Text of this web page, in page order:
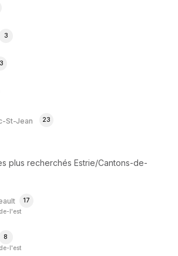
3
St-Jean 23
plus recherchés Estrie/Cantons-de-
17
l'est
8
l'est